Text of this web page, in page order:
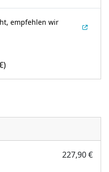
empfehlen wir
)
227,90 €